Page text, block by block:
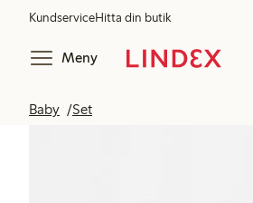
KundserviceHitta din butik
Meny
Baby Set